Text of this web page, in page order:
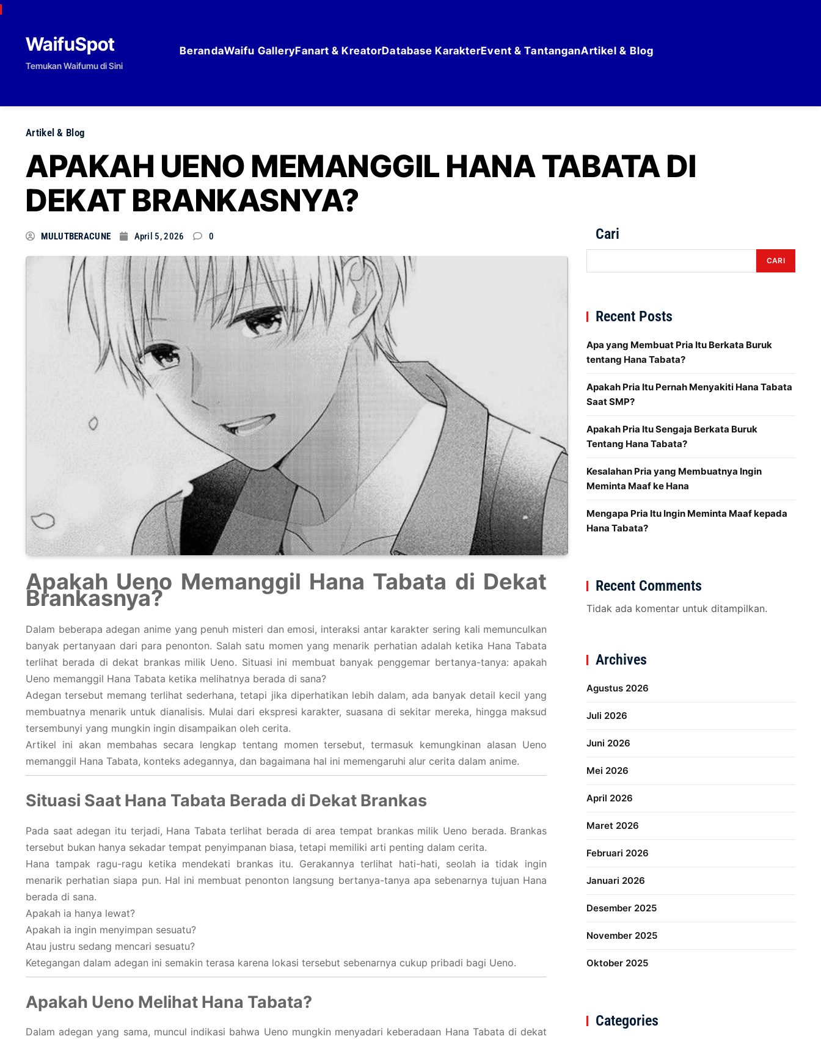
Skip to content
WaifuSpot
Temukan Waifumu di Sini
BerandaWaifu GalleryFanart & KreatorDatabase KarakterEvent & TantanganArtikel & Blog
Artikel & Blog
APAKAH UENO MEMANGGIL HANA TABATA DI
DEKAT BRANKASNYA?
MULUTBERACUNE April 5, 2026 0
Apakah Ueno Memanggil Hana Tabata di Dekat
Brankasnya?
Dalam beberapa adegan anime yang penuh misteri dan emosi, interaksi antar karakter sering kali memunculkan
banyak pertanyaan dari para penonton. Salah satu momen yang menarik perhatian adalah ketika Hana Tabata
terlihat berada di dekat brankas milik Ueno. Situasi ini membuat banyak penggemar bertanya-tanya: apakah
Ueno memanggil Hana Tabata ketika melihatnya berada di sana?
Adegan tersebut memang terlihat sederhana, tetapi jika diperhatikan lebih dalam, ada banyak detail kecil yang
membuatnya menarik untuk dianalisis. Mulai dari ekspresi karakter, suasana di sekitar mereka, hingga maksud
tersembunyi yang mungkin ingin disampaikan oleh cerita.
Artikel ini akan membahas secara lengkap tentang momen tersebut, termasuk kemungkinan alasan Ueno
memanggil Hana Tabata, konteks adegannya, dan bagaimana hal ini memengaruhi alur cerita dalam anime.
Situasi Saat Hana Tabata Berada di Dekat Brankas
Pada saat adegan itu terjadi, Hana Tabata terlihat berada di area tempat brankas milik Ueno berada. Brankas
tersebut bukan hanya sekadar tempat penyimpanan biasa, tetapi memiliki arti penting dalam cerita.
Hana tampak ragu-ragu ketika mendekati brankas itu. Gerakannya terlihat hati-hati, seolah ia tidak ingin
menarik perhatian siapa pun. Hal ini membuat penonton langsung bertanya-tanya apa sebenarnya tujuan Hana
berada di sana.
Apakah ia hanya lewat?
Apakah ia ingin menyimpan sesuatu?
Atau justru sedang mencari sesuatu?
Ketegangan dalam adegan ini semakin terasa karena lokasi tersebut sebenarnya cukup pribadi bagi Ueno.
Apakah Ueno Melihat Hana Tabata?
Dalam adegan yang sama, muncul indikasi bahwa Ueno mungkin menyadari keberadaan Hana Tabata di dekat
Cari
CARI
Recent Posts
Apa yang Membuat Pria Itu Berkata Buruk
tentang Hana Tabata?
Apakah Pria Itu Pernah Menyakiti Hana Tabata
Saat SMP?
Apakah Pria Itu Sengaja Berkata Buruk
Tentang Hana Tabata?
Kesalahan Pria yang Membuatnya Ingin
Meminta Maaf ke Hana
Mengapa Pria Itu Ingin Meminta Maaf kepada
Hana Tabata?
Recent Comments
Tidak ada komentar untuk ditampilkan.
Archives
Agustus 2026
Juli 2026
Juni 2026
Mei 2026
April 2026
Maret 2026
Februari 2026
Januari 2026
Desember 2025
November 2025
Oktober 2025
Categories